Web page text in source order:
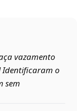
vazamento
Identificaram o
sem